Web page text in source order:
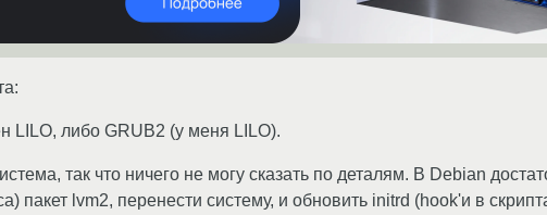
LILO, либо GRUB2 (у меня LILO).
так что ничего не могу сказать по деталям. В Debian
пакет lvm2, перенести систему, и обновить initrd (hook'и в